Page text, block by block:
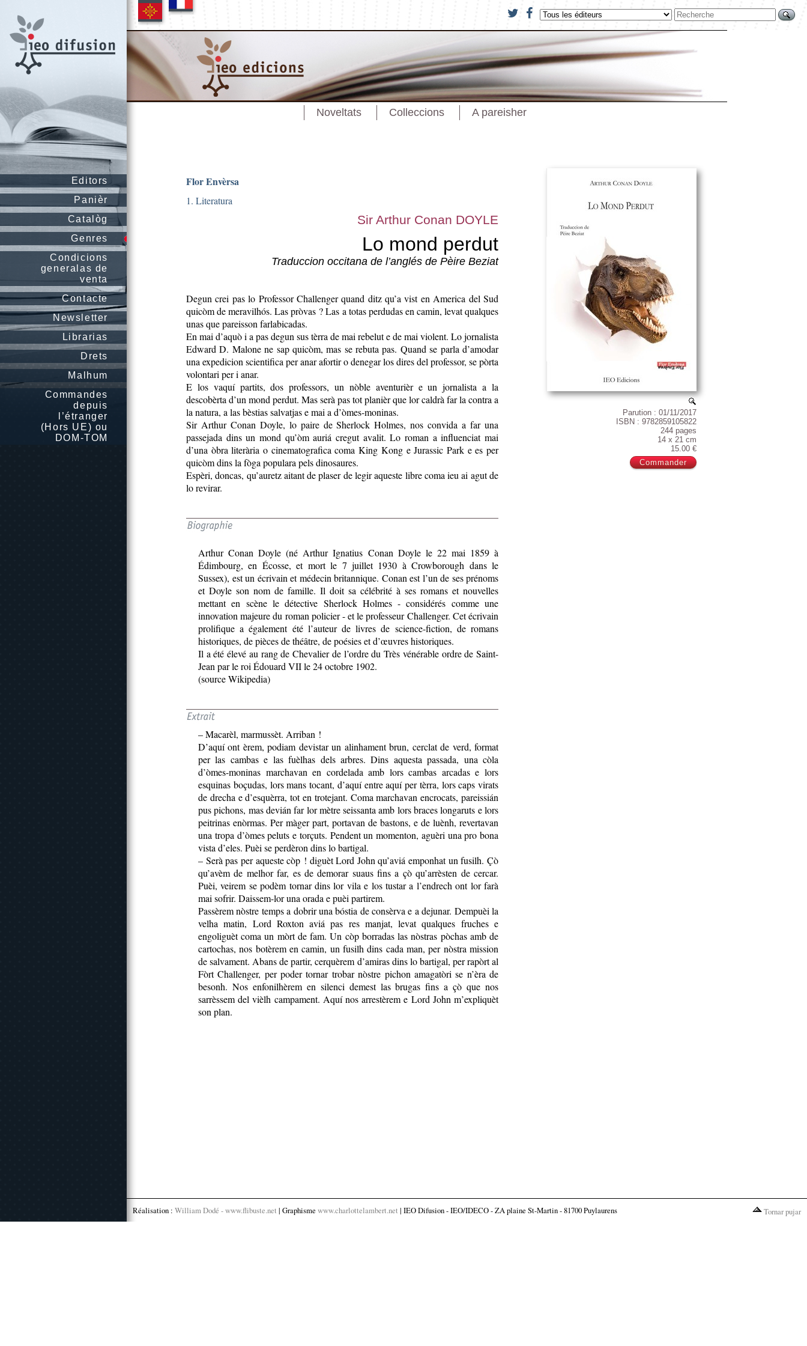
Editors
Panièr
Catalòg
Genres
Condicions
generalas de
venta
Contacte
Newsletter
Librarias
Drets
Malhum
Commandes
depuis
l’étranger
(Hors UE) ou
DOM-TOM
Noveltats Colleccions A pareisher
Parution : 01/11/2017
ISBN : 9782859105822
244 pages
14 x 21 cm
15.00 €
Flor Envèrsa
1. Literatura
Sir Arthur Conan DOYLE
Lo mond perdut
Traduccion occitana de l’anglés de Pèire Beziat
Degun crei pas lo Professor Challenger quand ditz qu’a vist en America del Sud
quicòm de meravilhós. Las pròvas ? Las a totas perdudas en camin, levat qualques
unas que pareisson farlabicadas.
En mai d’aquò i a pas degun sus tèrra de mai rebelut e de mai violent. Lo jornalista
Edward D. Malone ne sap quicòm, mas se rebuta pas. Quand se parla d’amodar
una expedicion scientifica per anar afortir o denegar los dires del professor, se pòrta
volontari per i anar.
E los vaquí partits, dos professors, un nòble aventurièr e un jornalista a la
descobèrta d’un mond perdut. Mas serà pas tot planièr que lor caldrà far la contra a
la natura, a las bèstias salvatjas e mai a d’òmes-moninas.
Sir Arthur Conan Doyle, lo paire de Sherlock Holmes, nos convida a far una
passejada dins un mond qu’òm auriá cregut avalit. Lo roman a influenciat mai
d’una òbra literària o cinematografica coma King Kong e Jurassic Park e es per
quicòm dins la fòga populara pels dinosaures.
Espèri, doncas, qu’auretz aitant de plaser de legir aqueste libre coma ieu ai agut de
lo revirar.
Arthur Conan Doyle (né Arthur Ignatius Conan Doyle le 22 mai 1859 à
Édimbourg, en Écosse, et mort le 7 juillet 1930 à Crowborough dans le
Sussex), est un écrivain et médecin britannique. Conan est l’un de ses prénoms
et Doyle son nom de famille. Il doit sa célébrité à ses romans et nouvelles
mettant en scène le détective Sherlock Holmes - considérés comme une
innovation majeure du roman policier - et le professeur Challenger. Cet écrivain
prolifique a également été l’auteur de livres de science-fiction, de romans
historiques, de pièces de théâtre, de poésies et d’œuvres historiques.
Il a été élevé au rang de Chevalier de l’ordre du Très vénérable ordre de Saint-
Jean par le roi Édouard VII le 24 octobre 1902.
(source Wikipedia)
– Macarèl, marmussèt. Arriban !
D’aquí ont èrem, podiam devistar un alinhament brun, cerclat de verd, format
per las cambas e las fuèlhas dels arbres. Dins aquesta passada, una còla
d’òmes-moninas marchavan en cordelada amb lors cambas arcadas e lors
esquinas boçudas, lors mans tocant, d’aquí entre aquí per tèrra, lors caps virats
de drecha e d’esquèrra, tot en trotejant. Coma marchavan encrocats, pareissián
pus pichons, mas devián far lor mètre seissanta amb lors braces longaruts e lors
peitrinas enòrmas. Per màger part, portavan de bastons, e de luènh, revertavan
una tropa d’òmes peluts e torçuts. Pendent un momenton, aguèri una pro bona
vista d’eles. Puèi se perdèron dins lo bartigal.
– Serà pas per aqueste còp ! diguèt Lord John qu’aviá emponhat un fusilh. Çò
qu’avèm de melhor far, es de demorar suaus fins a çò qu’arrèsten de cercar.
Puèi, veirem se podèm tornar dins lor vila e los tustar a l’endrech ont lor farà
mai sofrir. Daissem-lor una orada e puèi partirem.
Passèrem nòstre temps a dobrir una bóstia de consèrva e a dejunar. Dempuèi la
velha matin, Lord Roxton aviá pas res manjat, levat qualques fruches e
engoliguèt coma un mòrt de fam. Un còp borradas las nòstras pòchas amb de
cartochas, nos botèrem en camin, un fusilh dins cada man, per nòstra mission
de salvament. Abans de partir, cerquèrem d’amiras dins lo bartigal, per rapòrt al
Fòrt Challenger, per poder tornar trobar nòstre pichon amagatòri se n’èra de
besonh. Nos enfonilhèrem en silenci demest las brugas fins a çò que nos
sarrèssem del vièlh campament. Aquí nos arrestèrem e Lord John m’expliquèt
son plan.
Réalisation : William Dodé - www.flibuste.net | Graphisme www.charlottelambert.net | IEO Difusion - IEO/IDECO - ZA plaine St-Martin - 81700 Puylaurens Tornar pujar